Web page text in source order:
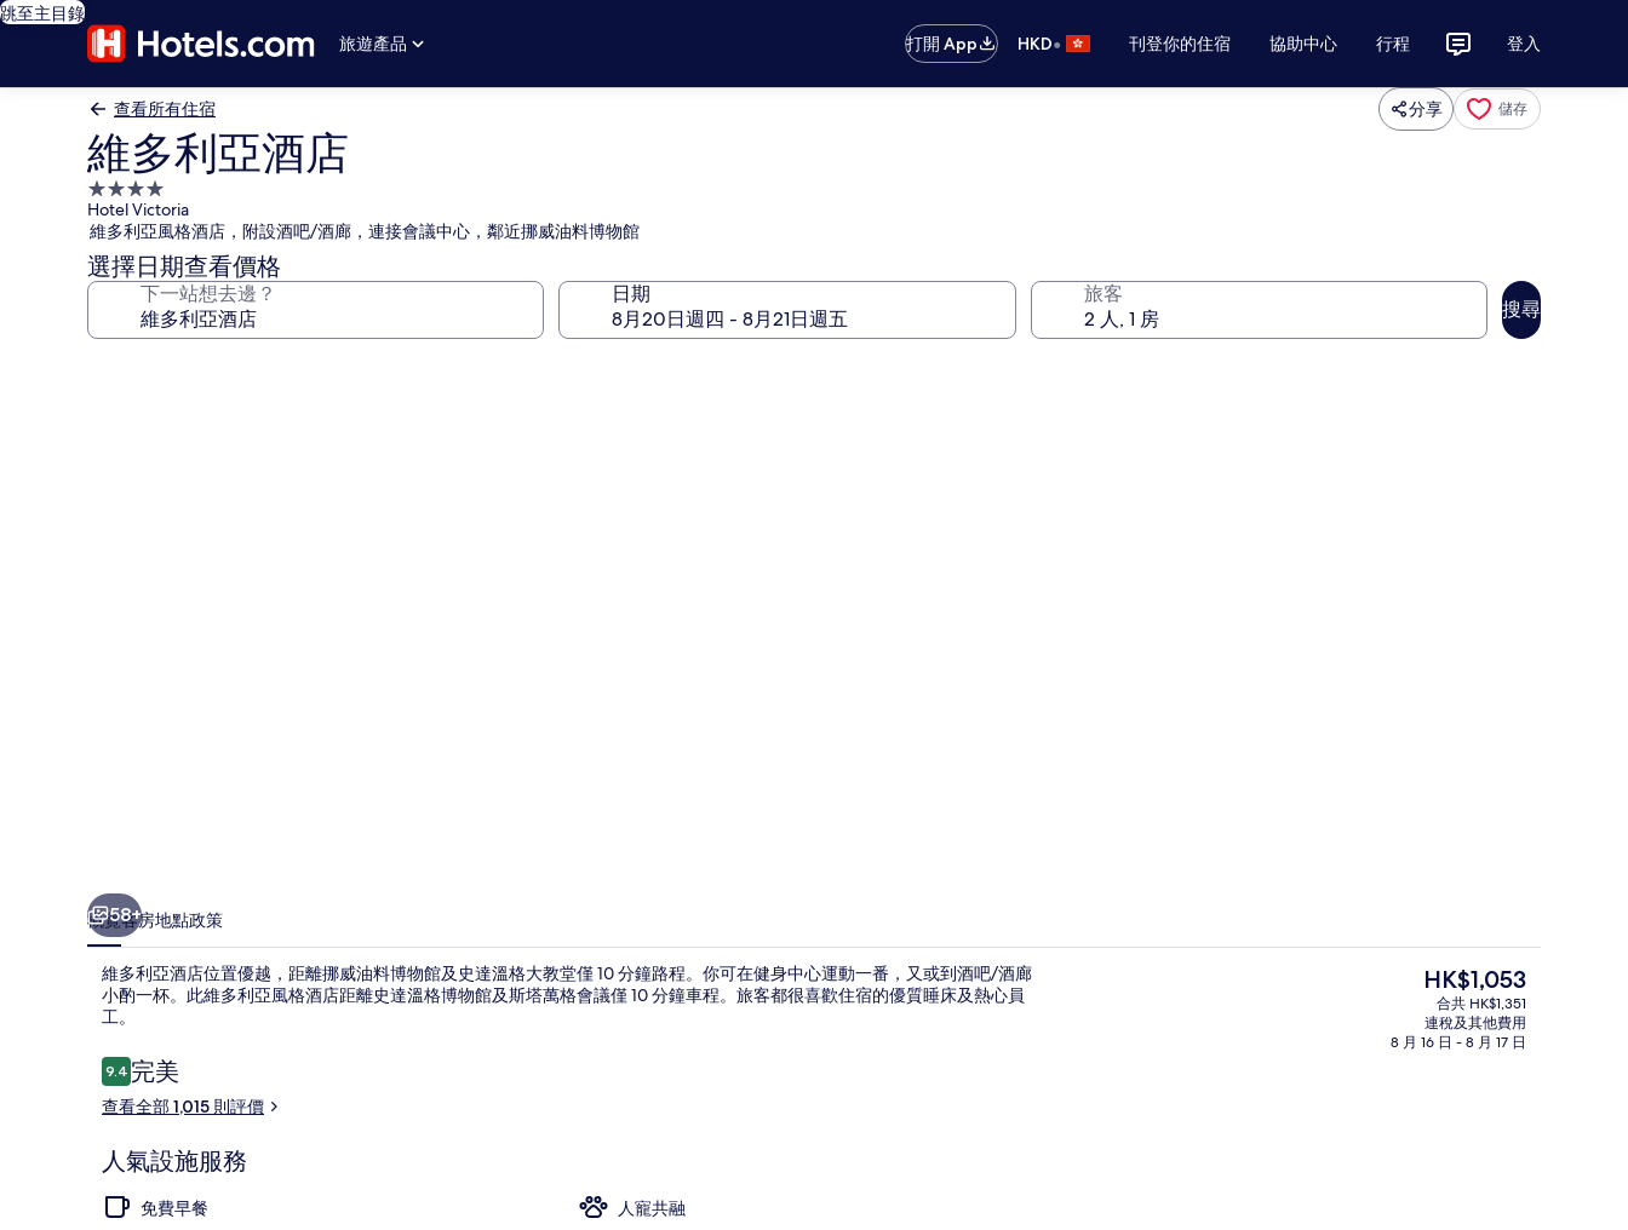
跳至主目錄
旅遊產品
打開 App HKD• 刊登你的住宿 協助中心 行程 登入
查看所有住宿 分享 儲存
維多利亞酒店
4.0
星
級
住
宿
Hotel Victoria
維多利亞風格酒店，附設酒吧/酒廊，連接會議中心，鄰近挪威油料博物館
選擇日期查看價格
下一站想去邊？ 日期 旅客
搜尋
接待處
58+
概覽客房地點政策
維多利亞酒店位置優越，距離挪威油料博物館及史達溫格大教堂僅 10 分鐘路程。你可在健身中心運動一番，又或到酒吧/酒廊
小酌一杯。此維多利亞風格酒店距離史達溫格博物館及斯塔萬格會議僅 10 分鐘車程。旅客都很喜歡住宿的優質睡床及熱心員
工。
評
價
9.49.4 分，滿分 10 分，
完美
查看全部 1,015 則評價
人氣設施服務
免費早餐
人寵共融
現
價
HK$1,053
HK$1,053
合共 HK$1,351
連稅及其他費用
8 月 16 日 - 8 月 17 日